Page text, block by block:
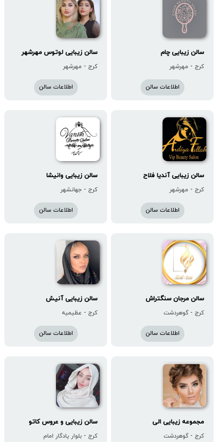
سالن زیبایى چام
کرج - مهرشهر
اطلاعات سالن
سالن زیبایی لوتوس مهرشهر
کرج - مهرشهر
اطلاعات سالن
سالن زیبایی آندیا فلاح
کرج - مهرشهر
اطلاعات سالن
سالن زیبایی وانیشا
کرج - جهانشهر
اطلاعات سالن
سالن مرجان سنگتراش
کرج - گوهردشت
اطلاعات سالن
سالن زیبایی آنیش
کرج - عظیمیه
اطلاعات سالن
مجموعه زیبایی الی
کرج - گوهردشت
سالن زیبایی و عروس کاتو
کرج - بلوار یادگار امام